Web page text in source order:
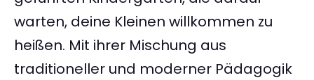
warten, deine Kleinen willkommen zu
heißen. Mit ihrer Mischung aus
traditioneller und moderner Pädagogik